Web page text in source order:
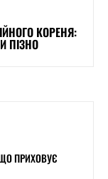
КОРЕНЯ:
ПІЗНО
ПРИХОВУЄ